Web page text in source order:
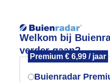
Welkom bij
verder gaan?
Premium € 6,99 / jaar
Buienradar